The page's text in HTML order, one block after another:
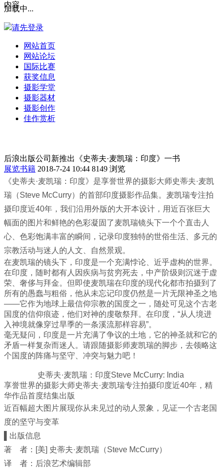
加载中...
请先登录
网站首页
网站论坛
国际比赛
获奖信息
摄影学堂
摄影器材
摄影创作
佳作赏析
内容
后浪出版公司新推出《史蒂夫·麦凯瑞：印度》一书
展览书籍 2018-7-24 10:44 8149 浏览
《史蒂夫·麦凯瑞：印度》是享誉世界的摄影大师史蒂夫·麦凯
瑞（Steve McCurry）的首部印度摄影作品集。麦凯瑞专注拍
摄印度近40年，我们沿用外版的大开本设计，用近百张巨大
幅面的图片和鲜艳的色彩凝固了麦凯瑞镜头下一个个直击人
心、色彩饱满丰富的瞬间，记录印度独特的世俗生活、多元的
宗教活动与迷人的人文、自然景观。
在麦凯瑞的镜头下，印度是一个充满悖论、近乎虚构的世界。
在印度，随时都有人因疾病与贫穷死去，中产阶级则沉迷于虚
荣、奢侈与拜金。但即使麦凯瑞在印度的现代化都市拍摄到了
所有的愚蠢与粗俗，他从未忘记印度仍然是一片无限神圣之地
——它作为地球上最信仰宗教的国度之一，随处可见这个古老
国度的信仰痕迹，他们对神的虔敬祭拜。在印度，“从人境进
入神境就像穿过旱季的一条溪流那样容易”。
毫无疑问，印度是一片充满了争议的土地，它的神圣就和它的
矛盾一样复杂而迷人。请跟随摄影师麦凯瑞的脚步，去领略这
个国度的阵痛与坚守、冲突与魅力吧！
史蒂夫·麦凯瑞：印度Steve McCurry: India
享誉世界的摄影大师史蒂夫·麦凯瑞专注拍摄印度近40年，精
华作品首度结集出版
近百幅超大图片展现你从未见过的动人景象，见证一个古老国
度的坚守与变革
▌出版信息
著 者：[美] 史蒂夫·麦凯瑞（Steve McCurry）
译 者：后浪艺术编辑部